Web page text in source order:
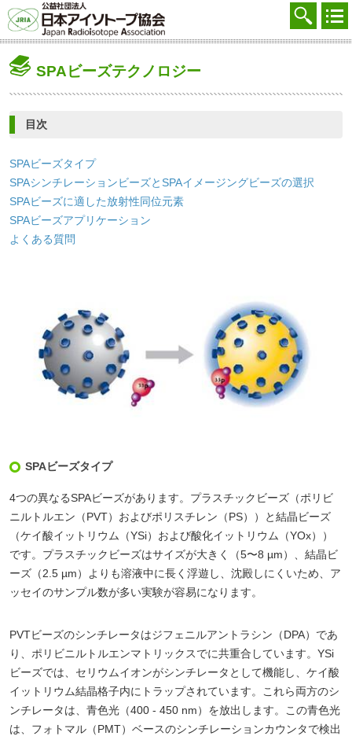
協会を知る
廃棄する
会員マイページ
English
SPAビーズテクノロジー
目次
SPAビーズタイプ
SPAシンチレーションビーズとSPAイメージングビーズの選択
SPAビーズに適した放射性同位元素
SPAビーズアプリケーション
よくある質問
SPAビーズタイプ
4つの異なるSPAビーズがあります。プラスチックビーズ（ポリビ
ニルトルエン（PVT）およびポリスチレン（PS））と結晶ビーズ
（ケイ酸イットリウム（YSi）および酸化イットリウム（YOx））
です。プラスチックビーズはサイズが大きく（5〜8 µm）、結晶ビ
ーズ（2.5 µm）よりも溶液中に長く浮遊し、沈殿しにくいため、ア
ッセイのサンプル数が多い実験が容易になります。
PVTビーズのシンチレータはジフェニルアントラシン（DPA）であ
り、ポリビニルトルエンマトリックスでに共重合しています。YSi
ビーズでは、セリウムイオンがシンチレータとして機能し、ケイ酸
イットリウム結晶格子内にトラップされています。これら両方のシ
ンチレータは、青色光（400 - 450 nm）を放出します。この青色光
は、フォトマル（PMT）ベースのシンチレーションカウンタで検出